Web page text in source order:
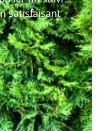
satisfaisant